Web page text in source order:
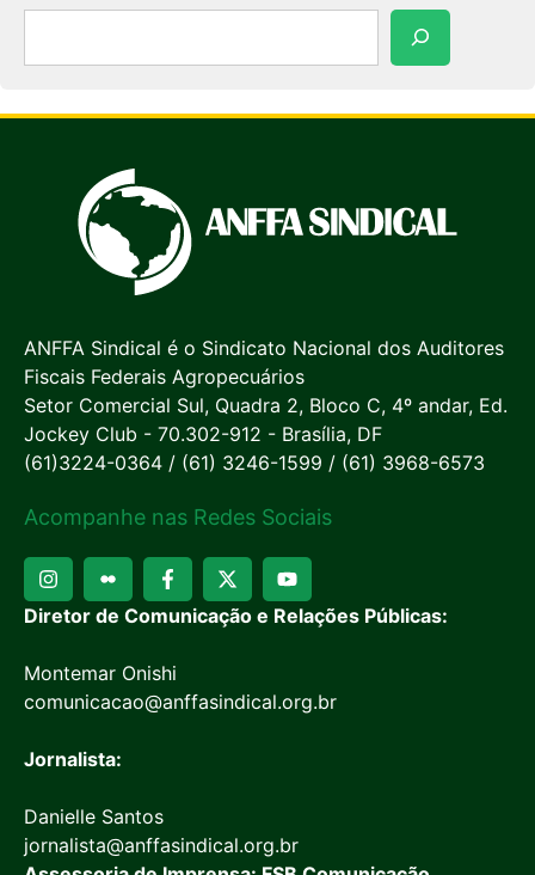
ANFFA Sindical é o Sindicato Nacional dos Auditores
Fiscais Federais Agropecuários
Setor Comercial Sul, Quadra 2, Bloco C, 4º andar, Ed.
Jockey Club - 70.302-912 - Brasília, DF
(61)3224-0364 / (61) 3246-1599 / (61) 3968-6573
Acompanhe nas Redes Sociais
Diretor de Comunicação e Relações Públicas:
Montemar Onishi
comunicacao@anffasindical.org.br
Jornalista:
Danielle Santos
jornalista@anffasindical.org.br